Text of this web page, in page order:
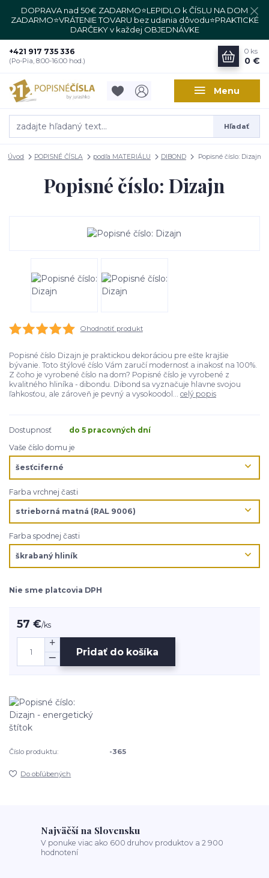
DOPRAVA nad 50€ ZADARMO⭐LEPIDLO k ČÍSLU NA DOM
ZADARMO⭐VRÁTENIE TOVARU bez udania dôvodu⭐PRAKTICKÉ
DARČEKY v každej OBJEDNÁVKE
Menu
Hľadať
+421 917 735 336
(Po-Pia, 8:00-16:00 hod.)
0 ks
0 €
Úvod POPISNÉ ČÍSLA podľa MATERIÁLU DIBOND Popisné číslo: Dizajn
Popisné číslo: Dizajn
Ohodnotiť produkt
Popisné číslo Dizajn je praktickou dekoráciou pre ešte krajšie
bývanie. Toto štýlové číslo Vám zaručí modernosť a inakosť na 100%.
Z čoho je vyrobené číslo na dom? Popisné číslo je vyrobené z
kvalitného hliníka - dibondu. Dibond sa vyznačuje hlavne svojou
ľahkosťou, ale zároveň je pevný a vysokoodol... celý popis
Dostupnosť
do 5 pracovných dní
Vaše číslo domu je
Farba vrchnej časti
Farba spodnej časti
Nie sme platcovia DPH
57 €/ks
Pridať do košíka
Číslo produktu: -365
Do obľúbených
Najväčší na Slovensku
V ponuke viac ako 600 druhov produktov a 2 900
hodnotení